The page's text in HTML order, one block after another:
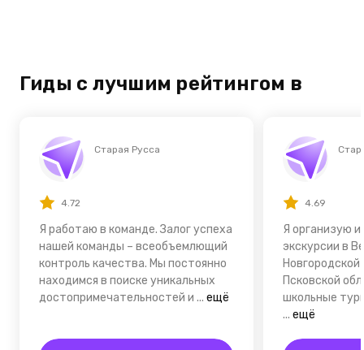
Гиды с лучшим рейтингом в
Старая Русса
4.72
Я работаю в команде. Залог успеха
нашей команды – всеобъемлющий
контроль качества. Мы постоянно
находимся в поиске уникальных
достопримечательностей и ... ещё
4.69
Я организую
экскурсии в
Псковской
школьные
... ещё